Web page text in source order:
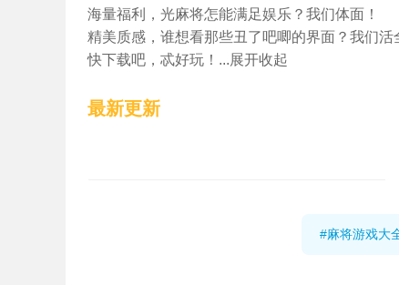
海量福利，光麻将怎能满足娱乐？我们体面！
精美质感，谁想看那些丑了吧唧的界面？我们活
快下载吧，忒好玩！...展开收起
最新更新
#麻将游戏大